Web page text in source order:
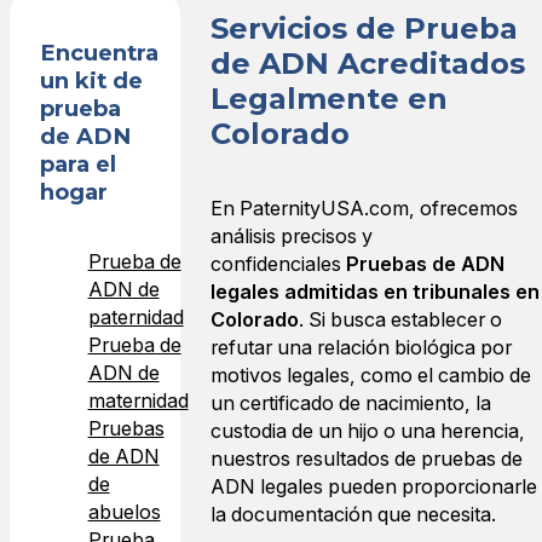
Servicios de Prueba
de ADN Acreditados
Legalmente en
Colorado
En PaternityUSA.com, ofrecemos
análisis precisos y
confidenciales Pruebas de ADN
legales admitidas en tribunales en
Colorado. Si busca establecer o
refutar una relación biológica por
motivos legales, como el cambio de
un certificado de nacimiento, la
custodia de un hijo o una herencia,
nuestros resultados de pruebas de
ADN legales pueden proporcionarle
la documentación que necesita.
Encuentra
un kit de
prueba
de ADN
para el
hogar
Prueba de
ADN de
paternidad
Prueba de
ADN de
maternidad
Pruebas
de ADN
de
abuelos